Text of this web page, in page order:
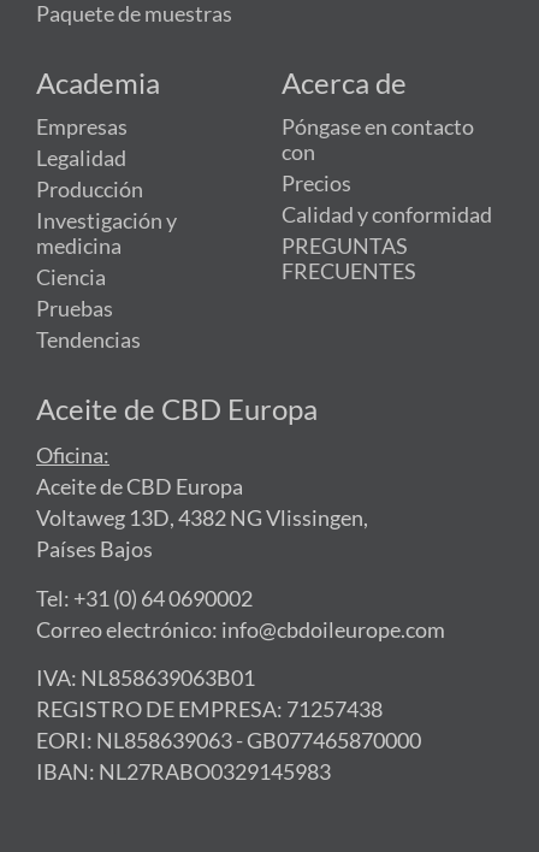
Paquete de muestras
Academia
Empresas
Legalidad
Producción
Investigación y
medicina
Ciencia
Pruebas
Tendencias
Acerca de
Póngase en contacto
con
Precios
Calidad y conformidad
PREGUNTAS
FRECUENTES
Aceite de CBD Europa
Oficina:
Aceite de CBD Europa
Voltaweg 13D, 4382 NG Vlissingen,
Países Bajos
Tel: +31 (0) 64 0690002
Correo electrónico: info@cbdoileurope.com
IVA: NL858639063B01
REGISTRO DE EMPRESA: 71257438
EORI: NL858639063 - GB077465870000
IBAN: NL27RABO0329145983